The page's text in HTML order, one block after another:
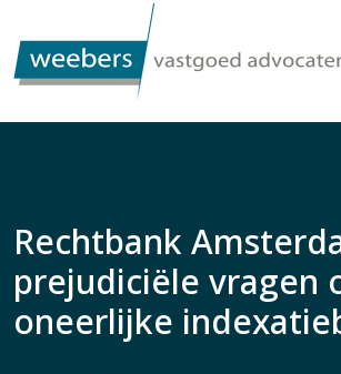
Rechtbank
prejudiciële vragen
oneerlijke